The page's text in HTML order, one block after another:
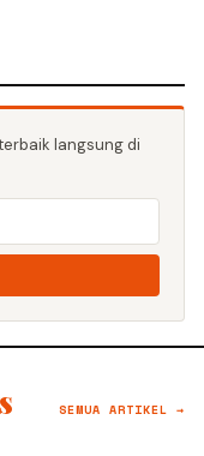
langsung di
SEMUA ARTIKEL →